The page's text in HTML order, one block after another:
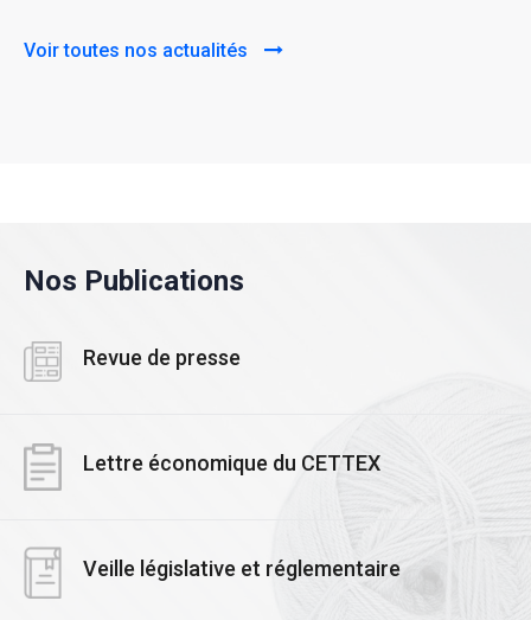
Voir toutes nos actualités
Nos Publications
Revue de presse
Lettre économique du CETTEX
Veille législative et réglementaire